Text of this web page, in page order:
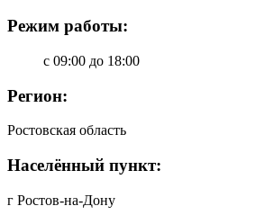
Режим работы:
с 09:00 до 18:00
Регион:
Ростовская область
Населённый пункт:
г Ростов-на-Дону